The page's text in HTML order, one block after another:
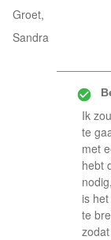
Groet,
Sandra
Ik
te
met
hebt
is
te